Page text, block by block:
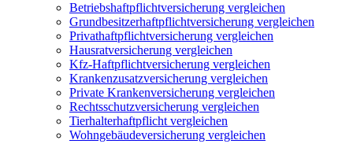
Betriebshaftpflichtversicherung vergleichen
Grundbesitzerhaftpflichtversicherung vergleichen
Privathaftpflichtversicherung vergleichen
Hausratversicherung vergleichen
Kfz-Haftpflichtversicherung vergleichen
Krankenzusatzversicherung vergleichen
Private Krankenversicherung vergleichen
Rechtsschutzversicherung vergleichen
Tierhalterhaftpflicht vergleichen
Wohngebäudeversicherung vergleichen